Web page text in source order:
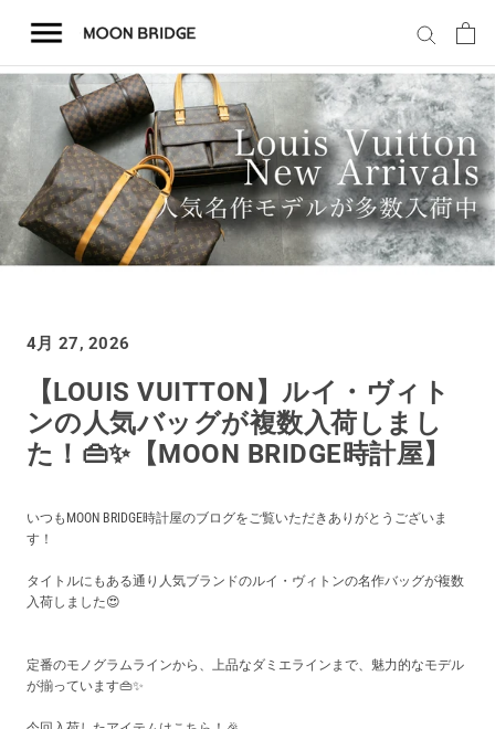
テ
を
ス
キ
ッ
プ
ホーム
商品一覧
店舗案内
最新ニュース
保証とメンテナンス
4月 27, 2026
【LOUIS VUITTON】ルイ・ヴィト
ンの人気バッグが複数入荷しまし
た！👜✨️【MOON BRIDGE時計屋】
いつもMOON BRIDGE時計屋のブログをご覧いただきありがとうございま
す！
タイトルにもある通り人気ブランドのルイ・ヴィトンの名作バッグが複数
入荷しました😍
定番のモノグラムラインから、上品なダミエラインまで、魅力的なモデル
が揃っています👜✨️